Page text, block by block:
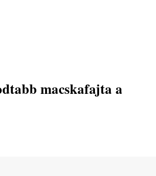
macskafajta a